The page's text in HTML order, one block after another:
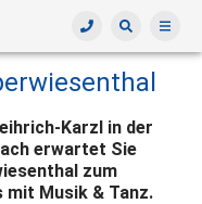
Karzl in der
erwartet Sie
zum
mit Musik & Tanz.